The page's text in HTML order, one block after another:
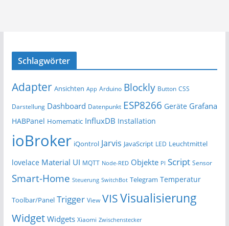
Schlagwörter
Adapter Ansichten App Arduino Blockly Button CSS
Darstellung Dashboard Datenpunkt ESP8266 Geräte Grafana
HABPanel Homematic InfluxDB Installation
ioBroker iQontrol Jarvis JavaScript LED Leuchtmittel
lovelace Material UI MQTT Node-RED Objekte PI Script Sensor
Smart-Home Steuerung SwitchBot Telegram Temperatur
Toolbar/Panel Trigger View VISVisualisierung
Widget Widgets Xiaomi Zwischenstecker